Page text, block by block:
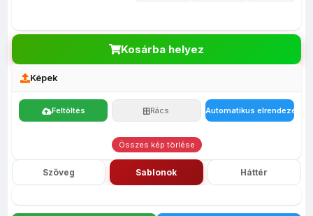
Kosárba helyez
Képek
Feltöltés Rács Automatikus elrendezés
Összes kép törlése
Szöveg Sablonok Háttér